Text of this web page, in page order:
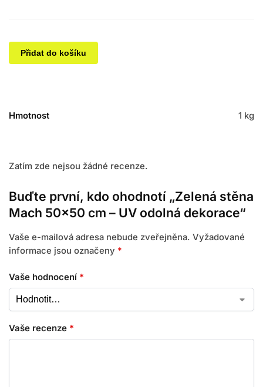
Přidat do košíku
Hmotnost 1 kg
Zatím zde nejsou žádné recenze.
Buďte první, kdo ohodnotí „Zelená stěna
Mach 50×50 cm – UV odolná dekorace“
Vaše e-mailová adresa nebude zveřejněna. Vyžadované
informace jsou označeny *
Vaše hodnocení *
Vaše recenze *